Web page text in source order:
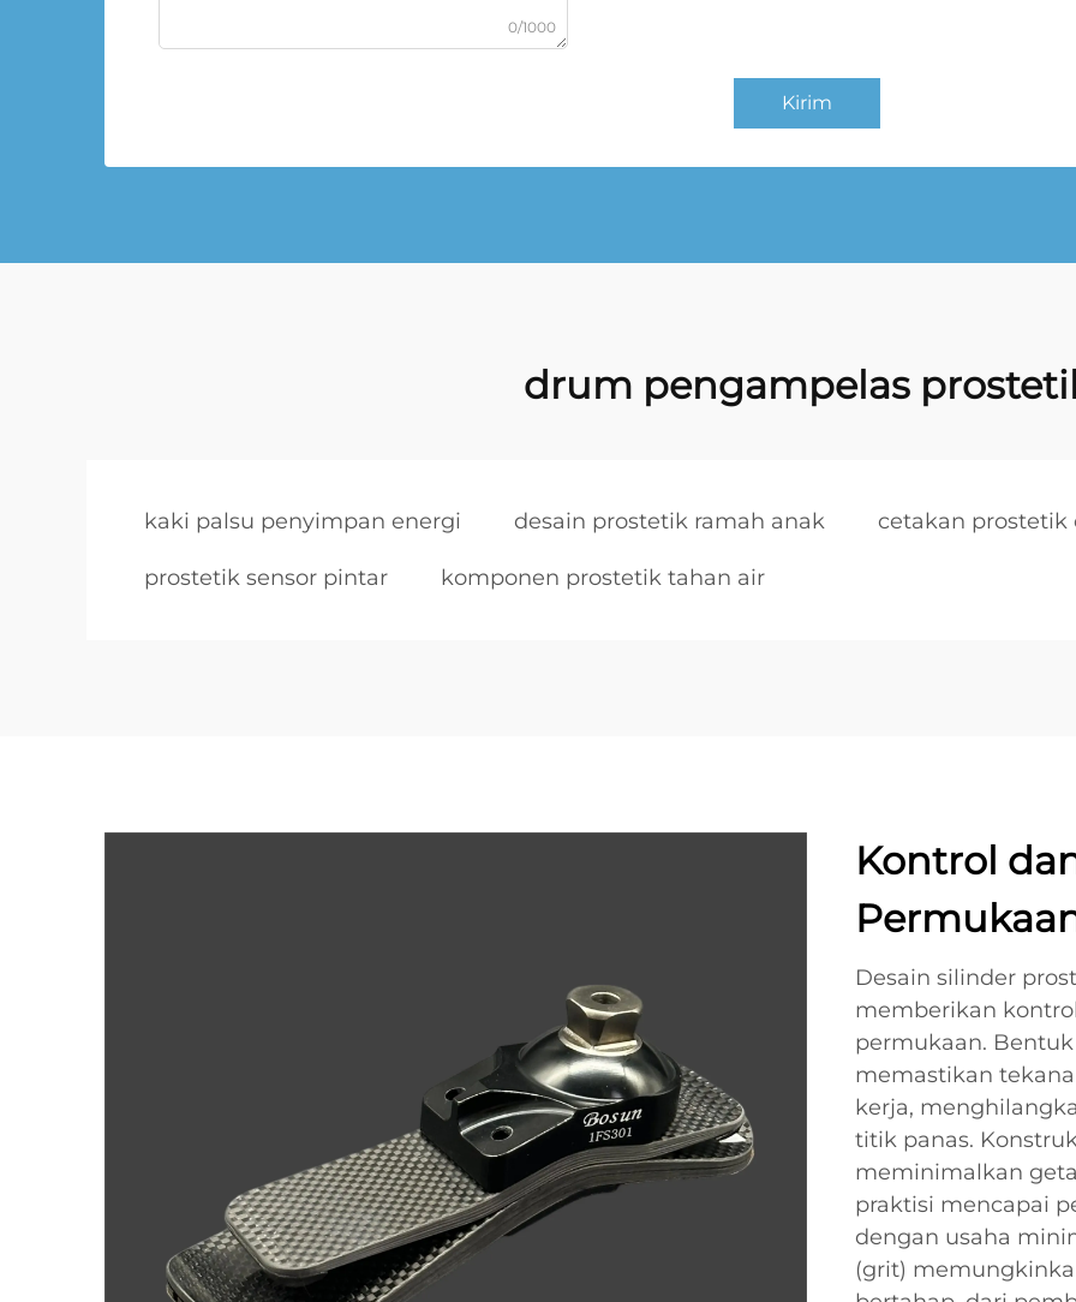
0/1000
Kirim
drum pengampelas
kaki palsu penyimpan energi desain prostetik ramah anak cetakan prostetik
prostetik sensor pintar komponen prostetik tahan air
Kontrol
Desain silinder
memberikan
permukaan.
memastikan
kerja,
titik panas.
meminimalkan
praktisi mencapai
dengan usaha
(grit)